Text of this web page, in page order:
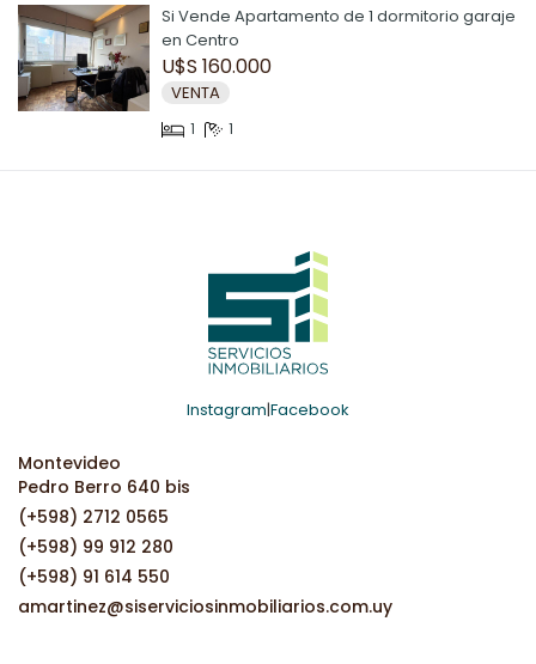
Si Vende Apartamento de 1 dormitorio garaje
en Centro
U$S 160.000
VENTA
1 1
Instagram|Facebook
Montevideo
Pedro Berro 640 bis
(+598) 2712 0565
(+598) 99 912 280
(+598) 91 614 550
amartinez@siserviciosinmobiliarios.com.uy